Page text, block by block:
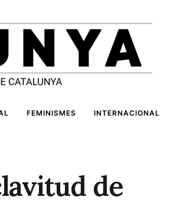
FEMINISMES INTERNACIONAL
de